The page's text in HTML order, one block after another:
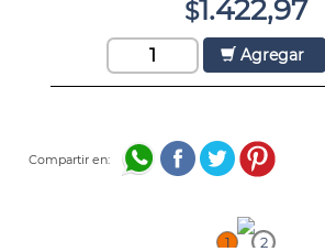
$1.422,97
Agregar
Compartir en:
1 2